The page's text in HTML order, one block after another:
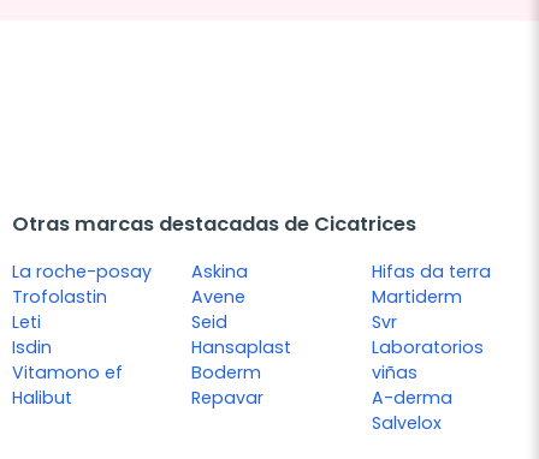
Otras marcas destacadas de Cicatrices
La roche-posay
Trofolastin
Leti
Isdin
Vitamono ef
Halibut
Askina
Avene
Seid
Hansaplast
Boderm
Repavar
Hifas da terra
Martiderm
Svr
Laboratorios
viñas
A-derma
Salvelox